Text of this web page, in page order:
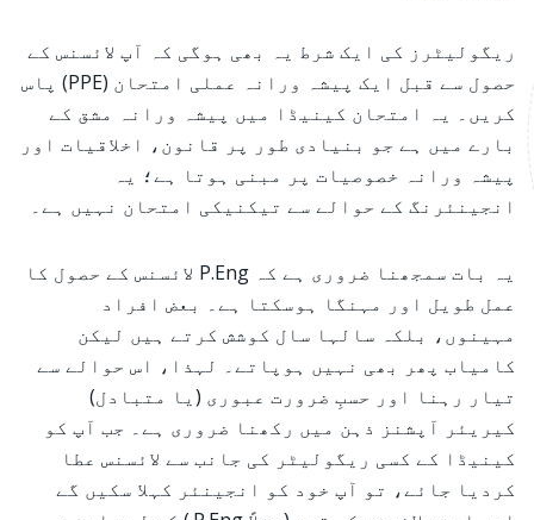
ریگولیٹرز کی ایک شرط یہ بھی ہوگی کہ آپ لائسنس کے
حصول سے قبل ایک پیشہ ورانہ عملی امتحان (PPE) پاس
کریں۔ یہ امتحان کینیڈا میں پیشہ ورانہ مشق کے
بارے میں ہے جو بنیادی طور پر قانون، اخلاقیات اور
پیشہ ورانہ خصوصیات پر مبنی ہوتا ہے؛ یہ
انجینئرنگ کے حوالے سے تیکنیکی امتحان نہیں ہے۔
یہ بات سمجھنا ضروری ہے کہ P.Eng لائسنس کے حصول کا
عمل طویل اور مہنگا ہوسکتا ہے۔ بعض افراد
مہینوں، بلکہ سالہا سال کوشش کرتے ہیں لیکن
کامیاب پھر بھی نہیں ہوپاتے۔ لہذا، اس حوالے سے
تیار رہنا اور حسبِ ضرورت عبوری (یا متبادل)
کیریئر آپشنز ذہن میں رکھنا ضروری ہے۔ جب آپ کو
کینیڈا کے کسی ریگولیٹر کی جانب سے لائسنس عطا
کردیا جائے، تو آپ خود کو انجینئر کہلا سکیں گے